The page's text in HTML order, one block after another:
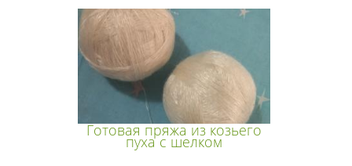
Готовая пряжа из козьего
пуха с шелком